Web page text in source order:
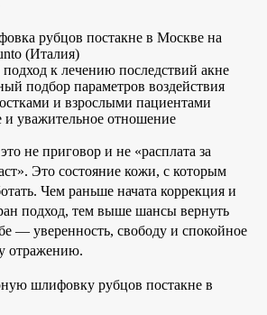
рубцов постакне в Москве на
(Италия)
к лечению последствий акне
подбор параметров воздействия
и взрослыми пациентами
и уважительное отношение
не приговор и не «расплата за
Это состояние кожи, с которым
Чем раньше начата коррекция и
подход, тем выше шансы вернуть
— уверенность, свободу и спокойное
отражению.
шлифовку рубцов постакне в